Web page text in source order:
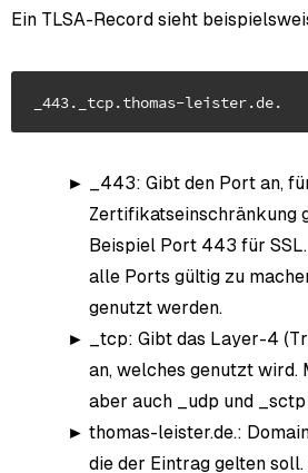
Ein TLSA-Record sieht
_443: Gibt den Port an,
Zertifikatseinschränkung
Beispiel Port 443 für
alle Ports gültig zu
genutzt werden.
_tcp: Gibt das Layer-4
an, welches genutzt wird.
aber auch _udp und _sctp
thomas-leister.de.:
die der Eintrag gelten